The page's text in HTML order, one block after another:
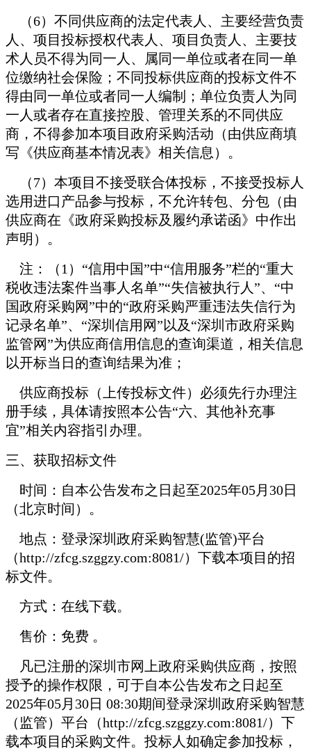
（6）不同供应商的法定代表人、主要经营负责
人、项目投标授权代表人、项目负责人、主要技
术人员不得为同一人、属同一单位或者在同一单
位缴纳社会保险；不同投标供应商的投标文件不
得由同一单位或者同一人编制；单位负责人为同
一人或者存在直接控股、管理关系的不同供应
商，不得参加本项目政府采购活动（由供应商填
写《供应商基本情况表》相关信息）。
（7）本项目不接受联合体投标，不接受投标人
选用进口产品参与投标，不允许转包、分包（由
供应商在《政府采购投标及履约承诺函》中作出
声明）。
注：（1）“信用中国”中“信用服务”栏的“重大
税收违法案件当事人名单”“失信被执行人”、“中
国政府采购网”中的“政府采购严重违法失信行为
记录名单”、“深圳信用网”以及“深圳市政府采购
监管网”为供应商信用信息的查询渠道，相关信息
以开标当日的查询结果为准；
供应商投标（上传投标文件）必须先行办理注
册手续，具体请按照本公告“六、其他补充事
宜”相关内容指引办理。
三、获取招标文件
时间：自本公告发布之日起至2025年05月30日
（北京时间）。
地点：登录深圳政府采购智慧(监管)平台
（http://zfcg.szggzy.com:8081/）下载本项目的招
标文件。
方式：在线下载。
售价：免费 。
凡已注册的深圳市网上政府采购供应商，按照
授予的操作权限，可于自本公告发布之日起至
2025年05月30日 08:30期间登录深圳政府采购智慧
（监管）平台（http://zfcg.szggzy.com:8081/）下
载本项目的采购文件。投标人如确定参加投标，